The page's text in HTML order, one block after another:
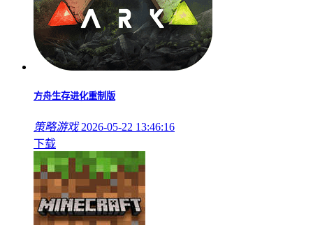
方舟生存进化重制版
策略游戏 2026-05-22 13:46:16
下载